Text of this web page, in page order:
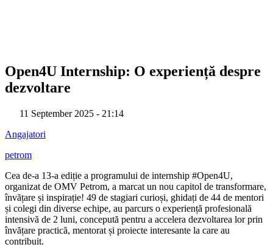
Open4U Internship: O experiență despre
dezvoltare
11 September 2025 - 21:14
Angajatori
petrom
Cea de-a 13-a ediție a programului de internship #Open4U,
organizat de OMV Petrom, a marcat un nou capitol de transformare,
învățare și inspirație! 49 de stagiari curioși, ghidați de 44 de mentori
și colegi din diverse echipe, au parcurs o experiență profesională
intensivă de 2 luni, concepută pentru a accelera dezvoltarea lor prin
învățare practică, mentorat și proiecte interesante la care au
contribuit.